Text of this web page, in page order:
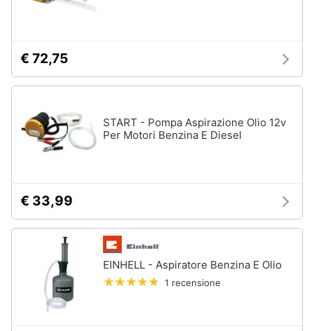
Giocattoli
Prima
Fotografia
Abbigliamento
Animali
€ 72,75
START - Pompa Aspirazione Olio 12v
Per Motori Benzina E Diesel
€ 33,99
EINHELL - Aspiratore Benzina E Olio
1 recensione